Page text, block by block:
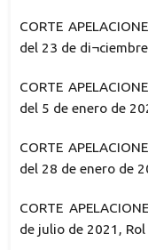
CORTE
del 23 de
CORTE
del 5 de enero de
CORTE
del 28 de enero de
CORTE
de julio de 2021,